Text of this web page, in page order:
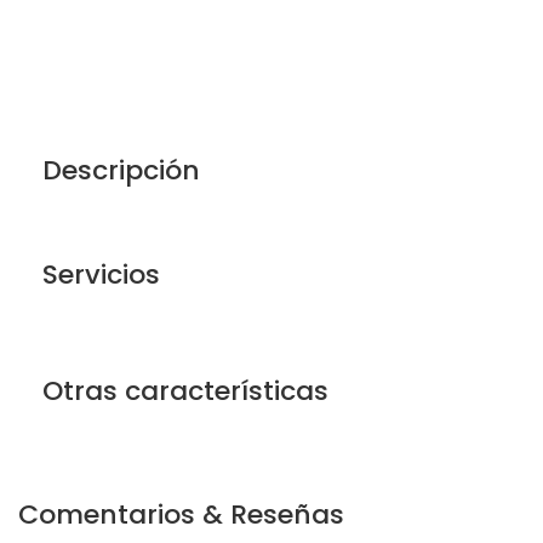
Descripción
Servicios
Otras características
Comentarios & Reseñas